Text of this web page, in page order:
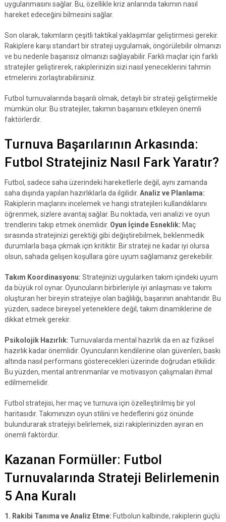
uygulanmasını sağlar. Bu, özellikle kriz anlarında takımın nasıl
hareket edeceğini bilmesini sağlar.
Son olarak, takımların çeşitli taktikal yaklaşımlar geliştirmesi gerekir.
Rakiplere karşı standart bir strateji uygulamak, öngörülebilir olmanızı
ve bu nedenle başarısız olmanızı sağlayabilir. Farklı maçlar için farklı
stratejiler geliştirerek, rakiplerinizin sizi nasıl yeneceklerini tahmin
etmelerini zorlaştırabilirsiniz.
Futbol turnuvalarında başarılı olmak, detaylı bir strateji geliştirmekle
mümkün olur. Bu stratejiler, takımın başarısını etkileyen önemli
faktörlerdir.
Turnuva Başarılarının Arkasında:
Futbol Stratejiniz Nasıl Fark Yaratır?
Futbol, sadece saha üzerindeki hareketlerle değil, aynı zamanda
saha dışında yapılan hazırlıklarla da ilgilidir. Analiz ve Planlama:
Rakiplerin maçlarını incelemek ve hangi stratejileri kullandıklarını
öğrenmek, sizlere avantaj sağlar. Bu noktada, veri analizi ve oyun
trendlerini takip etmek önemlidir. Oyun İçinde Esneklik: Maç
sırasında stratejinizi gerektiği gibi değiştirebilmek, beklenmedik
durumlarla başa çıkmak için kritiktir. Bir strateji ne kadar iyi olursa
olsun, sahada gelişen koşullara göre uyum sağlamanız gerekebilir.
Takım Koordinasyonu: Stratejinizi uygularken takım içindeki uyum
da büyük rol oynar. Oyuncuların birbirleriyle iyi anlaşması ve takımı
oluşturan her bireyin stratejiye olan bağlılığı, başarının anahtarıdır. Bu
yüzden, sadece bireysel yeteneklere değil, takım dinamiklerine de
dikkat etmek gerekir.
Psikolojik Hazırlık: Turnuvalarda mental hazırlık da en az fiziksel
hazırlık kadar önemlidir. Oyuncuların kendilerine olan güvenleri, baskı
altında nasıl performans gösterecekleri üzerinde doğrudan etkilidir.
Bu yüzden, mental antrenmanlar ve motivasyon çalışmaları ihmal
edilmemelidir.
Futbol stratejisi, her maç ve turnuva için özelleştirilmiş bir yol
haritasıdır. Takımınızın oyun stilini ve hedeflerini göz önünde
bulundurarak stratejiyi belirlemek, sizi rakiplerinizden ayıran en
önemli faktördür.
Kazanan Formüller: Futbol
Turnuvalarında Strateji Belirlemenin
5 Ana Kuralı
1. Rakibi Tanıma ve Analiz Etme: Futbolun kalbinde, rakiplerin güçlü